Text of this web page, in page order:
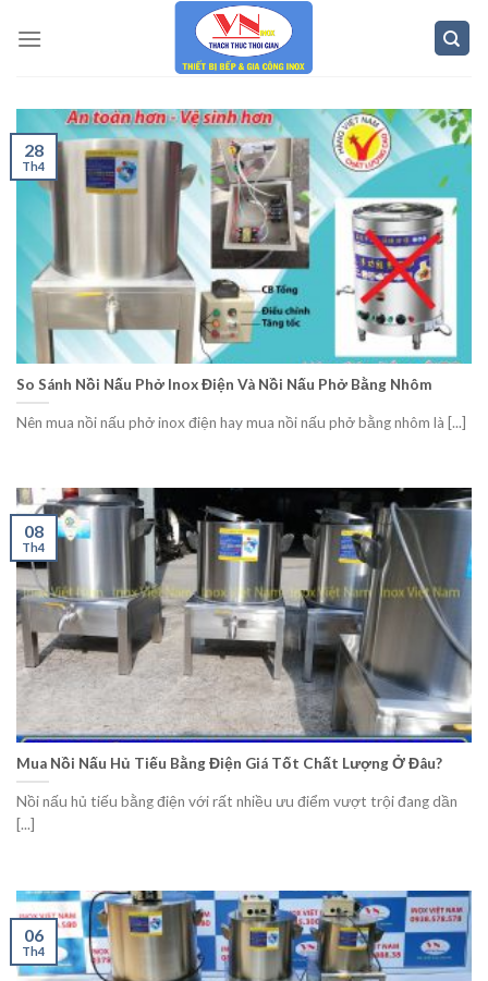
So Sánh Nồi Nấu Phở Inox Điện Và Nồi Nấu Phở Bằng Nhôm
Nên mua nồi nấu phở inox điện hay mua nồi nấu phở bằng nhôm là [...]
28
Th4
Mua Nồi Nấu Hủ Tiếu Bằng Điện Giá Tốt Chất Lượng Ở Đâu?
Nồi nấu hủ tiếu bằng điện với rất nhiều ưu điểm vượt trội đang dần
[...]
08
Th4
06
Th4